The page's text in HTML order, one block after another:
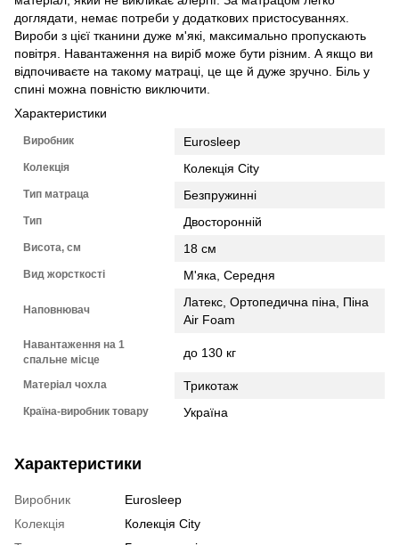
доглядати, немає потреби у додаткових пристосуваннях.
Вироби з цієї тканини дуже м'які, максимально пропускають
повітря. Навантаження на виріб може бути різним. А якщо ви
відпочиваєте на такому матраці, це ще й дуже зручно. Біль у
спині можна повністю виключити.
Характеристики
Виробник Eurosleep
Колекція Колекція City
Тип матраца Безпружинні
Тип Двосторонній
Висота, см 18 см
Вид жорсткості М'яка, Середня
Наповнювач
Латекс, Ортопедична піна, Піна
Air Foam
Навантаження на 1
спальне місце
до 130 кг
Матеріал чохла Трикотаж
Країна-виробник товару Україна
Характеристики
Виробник
Eurosleep
Колекція
Колекція City